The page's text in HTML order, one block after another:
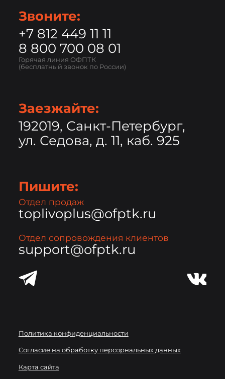
Звоните:
+7 812 449 11 11
8 800 700 08 01
Горячая линия ОФПТК
(бесплатный звонок по России)
Заезжайте:
192019, Санкт-Петербург,
ул. Седова, д. 11, каб. 925
Пишите:
Отдел продаж
toplivoplus@ofptk.ru
Отдел сопровождения клиентов
support@ofptk.ru
Политика конфиденциальности
Согласие на обработку персорнальных данных
Карта сайта